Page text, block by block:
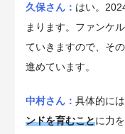
久保さん： はい。
まります。ファンケ
ていきますので、そ
進めています。
中村さん： 具体的には
ンドを育むことに力